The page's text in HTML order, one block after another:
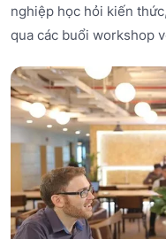
nghiệp học hỏi kiến
qua các buổi workshop